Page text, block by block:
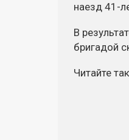
наезд 41-
В
бригадой
Читайте